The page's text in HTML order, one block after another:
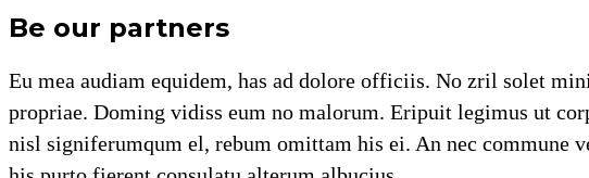
Be our partners
Eu mea audiam equidem, has ad dolore officiis. No zril solet
propriae. Doming vidiss eum no malorum. Eripuit legimus ut
nisl signiferumqum el, rebum omittam his ei. An nec commune